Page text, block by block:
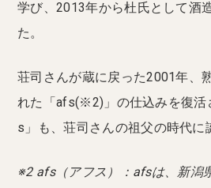
学び、2013年から杜氏として酒
た。
荘司さんが蔵に戻った2001年、
れた「afs(※2)」の仕込みを復活
s」も、荘司さんの祖父の時代に
※2 afs（アフス）：afsは、新潟